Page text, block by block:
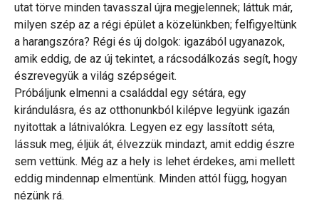
utat törve minden tavasszal újra megjelennek; láttuk már,
milyen szép az a régi épület a közelünkben; felfigyeltünk
a harangszóra? Régi és új dolgok: igazából ugyanazok,
amik eddig, de az új tekintet, a rácsodálkozás segít, hogy
észrevegyük a világ szépségeit.
Próbáljunk elmenni a családdal egy sétára, egy
kirándulásra, és az otthonunkból kilépve legyünk igazán
nyitottak a látnivalókra. Legyen ez egy lassított séta,
lássuk meg, éljük át, élvezzük mindazt, amit eddig észre
sem vettünk. Még az a hely is lehet érdekes, ami mellett
eddig mindennap elmentünk. Minden attól függ, hogyan
nézünk rá.